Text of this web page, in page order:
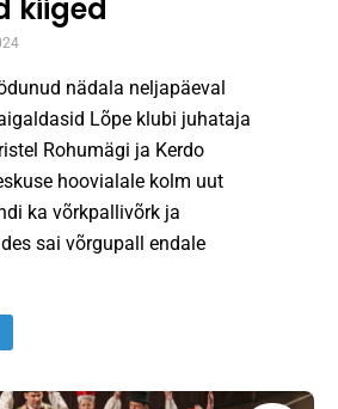
kiiged
nädala neljapäeval
Lõpe klubi juhataja
Rohumägi ja Kerdo
hoovialale kolm uut
ka võrkpallivõrk ja
sai võrgupall endale